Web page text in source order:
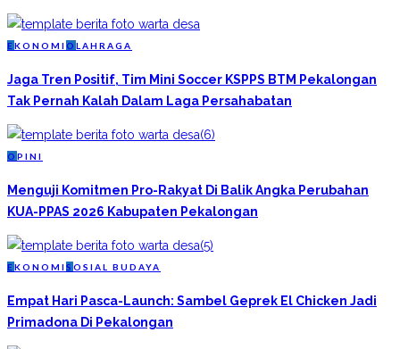
EKONOMI O LAHRAGA
Jaga Tren Positif, Tim Mini Soccer KSPPS BTM Pekalongan
Tak Pernah Kalah Dalam Laga Persahabatan
O PINI
Menguji Komitmen Pro-Rakyat Di Balik Angka Perubahan
KUA-PPAS 2026 Kabupaten Pekalongan
EKONOMI S OSIAL BUDAYA
Empat Hari Pasca-Launch: Sambel Geprek El Chicken Jadi
Primadona Di Pekalongan